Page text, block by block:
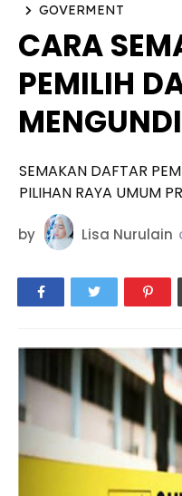
GOVERMENT
CARA
PEMILIH
SEMAKAN DAFTAR
PILIHAN RAYA UMUM
by Lisa Nurulain